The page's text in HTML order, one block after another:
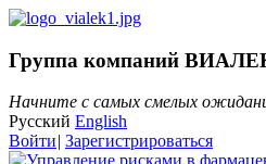
Группа компаний
Начните с самых смелых
Русский English
Войти| Зарегистрироваться